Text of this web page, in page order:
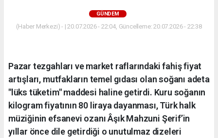
GÜNDEM
(Haber Merkezi) - | 20.07.2026 - 22:04, Güncelleme: 20.07.2026 - 22:38
Pazar tezgahları ve market raflarındaki fahiş fiyat
artışları, mutfakların temel gıdası olan soğanı adeta
"lüks tüketim" maddesi haline getirdi. Kuru soğanın
kilogram fiyatının 80 liraya dayanması, Türk halk
müziğinin efsanevi ozanı Âşık Mahzuni Şerif’in
yıllar önce dile getirdiği o unutulmaz dizeleri